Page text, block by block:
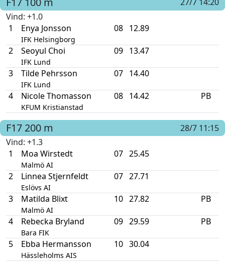
Vind: +1.0
1
Enya Jonsson
IFK Helsingborg
08 12.89
2 Seoyul Choi
IFK Lund
09 13.47
3 Tilde Pehrsson
IFK Lund
07 14.40
4 Nicole Thomasson
KFUM Kristianstad
08 14.42 PB
F17 200 m
28/7 11:15
Vind: +1.3
1
Moa Wirstedt
Malmö AI
07 25.45
2 Linnea Stjernfeldt
Eslövs AI
07 27.71
3 Matilda Blixt
Malmö AI
10 27.82 PB
4 Rebecka Bryland
Bara FIK
09 29.59 PB
5 Ebba Hermansson
Hässleholms AIS
10 30.04